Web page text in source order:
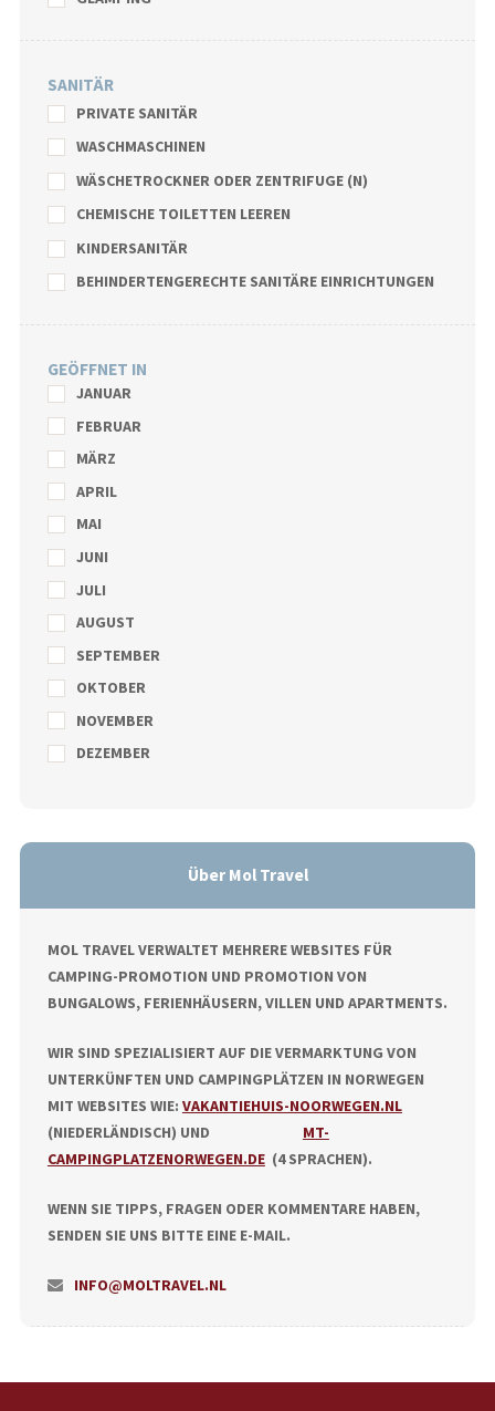
SANITÄR
PRIVATE SANITÄR
WASCHMASCHINEN
WÄSCHETROCKNER ODER ZENTRIFUGE (N)
CHEMISCHE TOILETTEN LEEREN
KINDERSANITÄR
BEHINDERTENGERECHTE SANITÄRE EINRICHTUNGEN
GEÖFFNET IN
JANUAR
FEBRUAR
MÄRZ
APRIL
MAI
JUNI
JULI
AUGUST
SEPTEMBER
OKTOBER
NOVEMBER
DEZEMBER
Über Mol Travel
MOL TRAVEL VERWALTET MEHRERE WEBSITES FÜR
CAMPING-PROMOTION UND PROMOTION VON
BUNGALOWS, FERIENHÄUSERN, VILLEN UND APARTMENTS.
WIR SIND SPEZIALISIERT AUF DIE VERMARKTUNG VON
UNTERKÜNFTEN UND CAMPINGPLÄTZEN IN NORWEGEN
MIT WEBSITES WIE: VAKANTIEHUIS-NOORWEGEN.NL
(NIEDERLÄNDISCH) UND MT-
CAMPINGPLATZENORWEGEN.DE(4 SPRACHEN).
WENN SIE TIPPS, FRAGEN ODER KOMMENTARE HABEN,
SENDEN SIE UNS BITTE EINE E-MAIL.
INFO@MOLTRAVEL.NL